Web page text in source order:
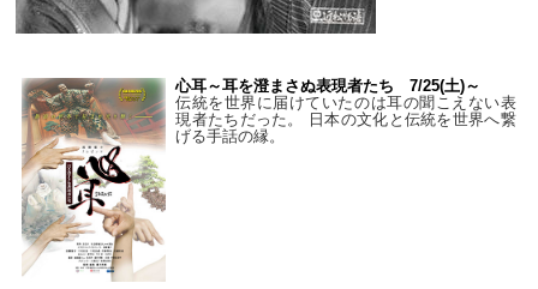
心耳～耳を澄まさぬ表現者たち 7/25(土)～
伝統を世界に届けていたのは耳の聞こえない表
現者たちだった。 日本の文化と伝統を世界へ繋
げる手話の縁。